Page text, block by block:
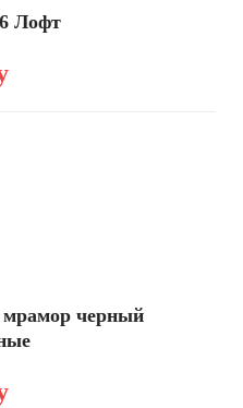
Лофт
черный